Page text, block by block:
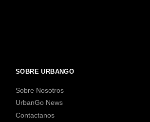
SOBRE URBANGO
Sobre Nosotros
UrbanGo News
Contactanos